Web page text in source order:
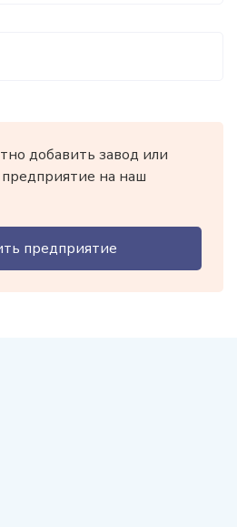
добавить завод или
на наш
предприятие